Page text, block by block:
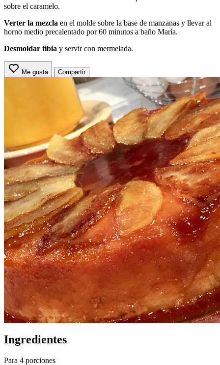
sobre el caramelo.
Verter la mezcla en el molde sobre la base de manzanas y llevar al
horno medio precalentado por 60 minutos a baño María.
Desmoldar tibia y servir con mermelada.
Me gusta Compartir
Ingredientes
Para 4 porciones